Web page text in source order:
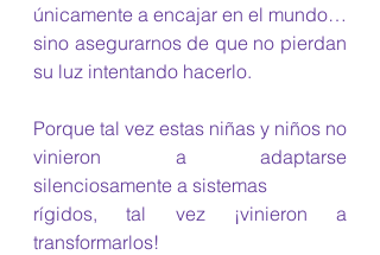
únicamente a encajar en el mundo…
sino asegurarnos de que no pierdan
su luz intentando hacerlo.
Porque tal vez estas niñas y niños no
vinieron a adaptarse
silenciosamente a sistemas
rígidos, tal vez ¡vinieron a
transformarlos!